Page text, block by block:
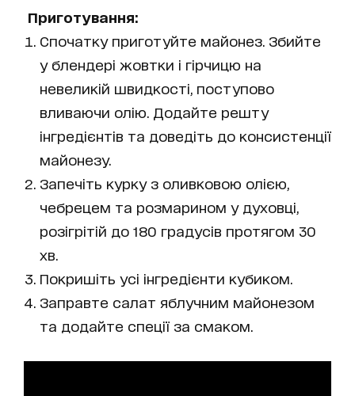
Приготування:
Спочатку приготуйте майонез. Збийте
у блендері жовтки і гірчицю на
невеликій швидкості, поступово
вливаючи олію. Додайте решту
інгредієнтів та доведіть до консистенції
майонезу.
Запечіть курку з оливковою олією,
чебрецем та розмарином у духовці,
розігрітій до 180 градусів протягом 30
хв.
Покришіть усі інгредієнти кубиком.
Заправте салат яблучним майонезом
та додайте спеції за смаком.